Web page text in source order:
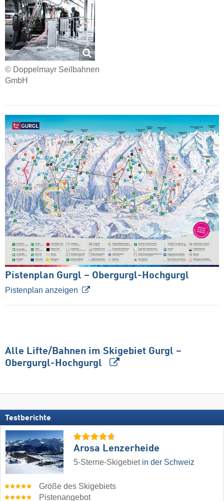
© Doppelmayr Seilbahnen
GmbH
Pistenplan Gurgl – Obergurgl-Hochgurgl
Pistenplan anzeigen
Alle Lifte/Bahnen im Skigebiet Gurgl –
Obergurgl-Hochgurgl
Testberichte
Arosa Lenzerheide
5-Sterne-Skigebiet in der Schweiz
Größe des Skigebiets
Pistenangebot